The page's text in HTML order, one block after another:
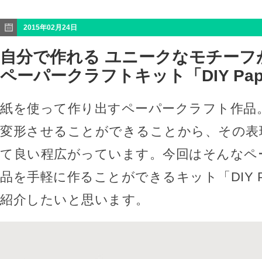
2015年02月24日
自分で作れる ユニークなモチー
ペーパークラフトキット「DIY
紙を使って作り出すペーパークラフト作
変形させることができることから、その
て良い程広がっています。今回はそんな
品を手軽に作ることができるキット「DIY
紹介したいと思います。